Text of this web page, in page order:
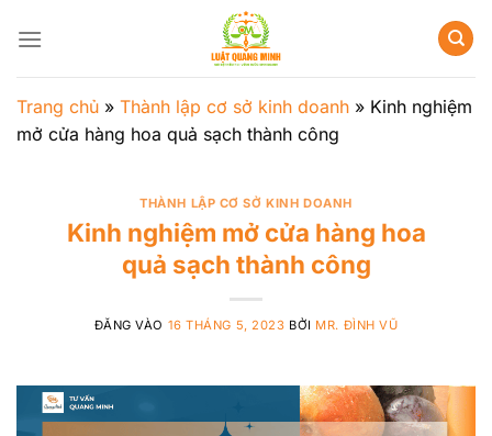
qua
dung
Trang chủ » Thành lập cơ sở kinh doanh » Kinh nghiệm
mở cửa hàng hoa quả sạch thành công
THÀNH LẬP CƠ SỞ KINH DOANH
Kinh nghiệm mở cửa hàng hoa
quả sạch thành công
ĐĂNG VÀO 16 THÁNG 5, 2023 BỞI MR. ĐÌNH VŨ